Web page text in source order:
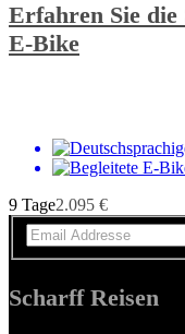
Erfahren Sie
E-Bike
9 Tage2.095 €
Scharff Reisen